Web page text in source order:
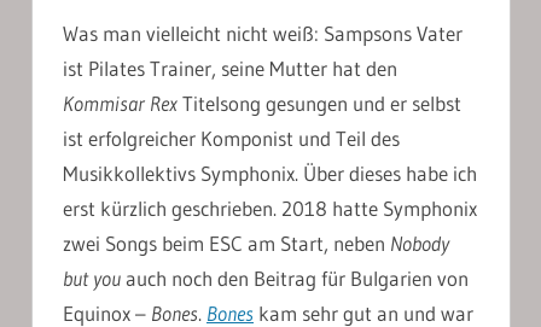
Was man vielleicht nicht weiß: Sampsons Vater
ist Pilates Trainer, seine Mutter hat den
Kommisar RexTitelsong gesungen und er selbst
ist erfolgreicher Komponist und Teil des
Musikkollektivs Symphonix. Über dieses habe ich
erst kürzlich geschrieben. 2018 hatte Symphonix
zwei Songs beim ESC am Start, neben Nobody
but youauch noch den Beitrag für Bulgarien von
Equinox – Bones. Bones kam sehr gut an und war